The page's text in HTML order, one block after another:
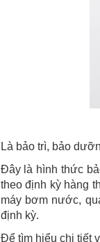
Là bảo trì, bảo
Đây là hình thức
theo định kỳ hàng
máy bơm nước,
định kỳ.
Để tìm hiểu chi tiết